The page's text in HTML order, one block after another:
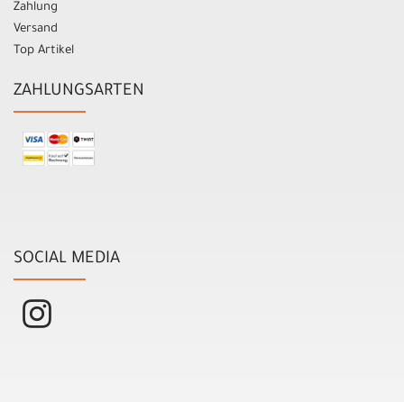
Zahlung
Versand
Top Artikel
ZAHLUNGSARTEN
SOCIAL MEDIA